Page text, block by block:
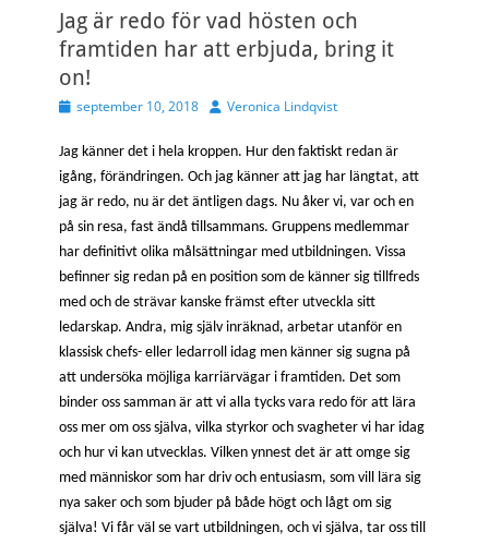
Jag är redo för vad hösten och
framtiden har att erbjuda, bring it
on!
Publicerad
september 10, 2018 Författare
Veronica Lindqvist
Jag känner det i hela kroppen. Hur den faktiskt redan är
igång, förändringen. Och jag känner att jag har längtat, att
jag är redo, nu är det äntligen dags. Nu åker vi, var och en
på sin resa, fast ändå tillsammans. Gruppens medlemmar
har definitivt olika målsättningar med utbildningen. Vissa
befinner sig redan på en position som de känner sig tillfreds
med och de strävar kanske främst efter utveckla sitt
ledarskap. Andra, mig själv inräknad, arbetar utanför en
klassisk chefs- eller ledarroll idag men känner sig sugna på
att undersöka möjliga karriärvägar i framtiden. Det som
binder oss samman är att vi alla tycks vara redo för att lära
oss mer om oss själva, vilka styrkor och svagheter vi har idag
och hur vi kan utvecklas. Vilken ynnest det är att omge sig
med människor som har driv och entusiasm, som vill lära sig
nya saker och som bjuder på både högt och lågt om sig
själva! Vi får väl se vart utbildningen, och vi själva, tar oss till